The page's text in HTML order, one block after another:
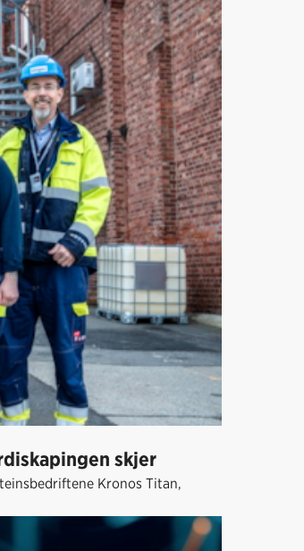
skjer
Kronos Titan,